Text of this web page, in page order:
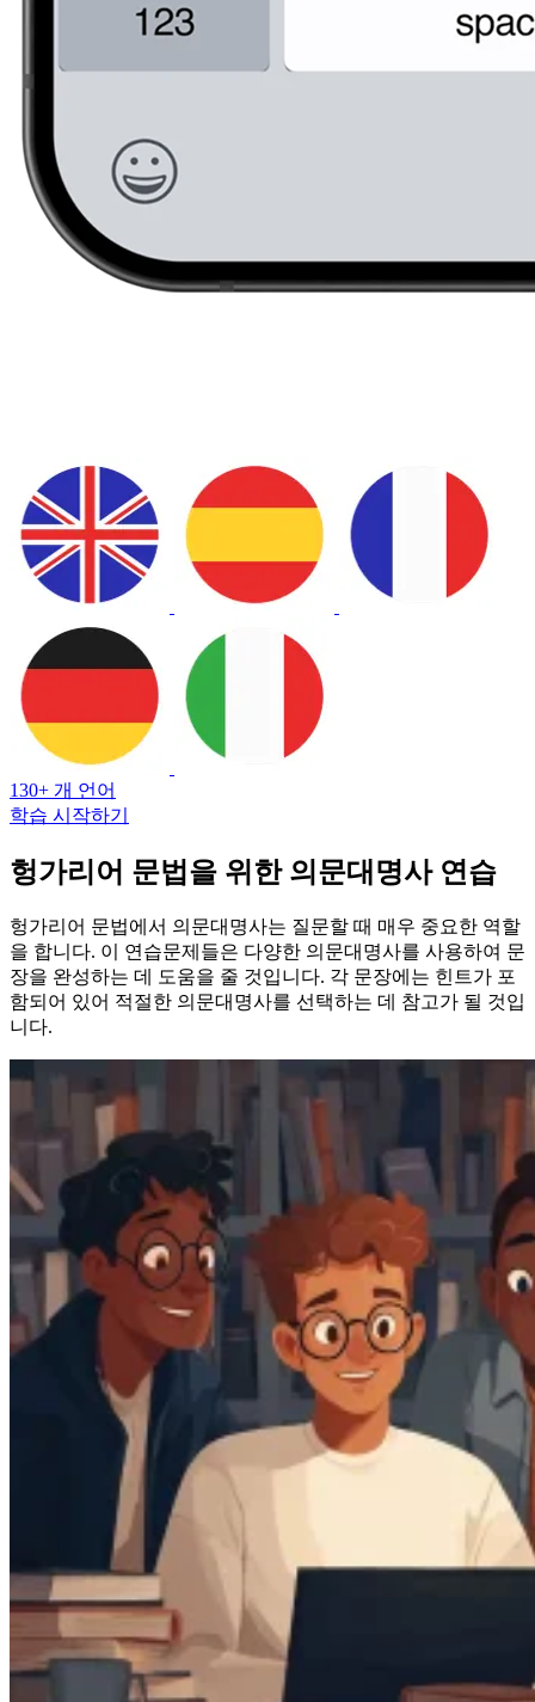
130+ 개 언어
학습 시작하기
헝가리어 문법을 위한 의문대명사 연습
헝가리어 문법에서 의문대명사는 질문할 때 매우 중요한 역할
을 합니다. 이 연습문제들은 다양한 의문대명사를 사용하여 문
장을 완성하는 데 도움을 줄 것입니다. 각 문장에는 힌트가 포
함되어 있어 적절한 의문대명사를 선택하는 데 참고가 될 것입
니다.